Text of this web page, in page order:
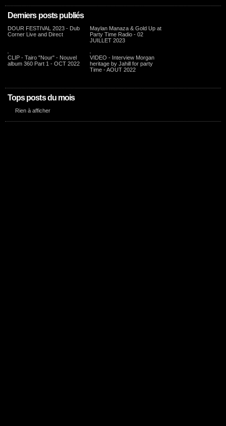
Derniers posts publiés
DOUR FESTIVAL 2023 - Dub
Corner Live and Direct
Maylan Manaza & Gold Up at
Party Time Radio - 02
JUILLET 2023
CLIP - Tairo "Nour" - Nouvel
album 360 Part 1 - OCT 2022
VIDEO - Interview Morgan
heritage by Jahill for party
Time - AOUT 2022
Tops posts du mois
Rien à afficher